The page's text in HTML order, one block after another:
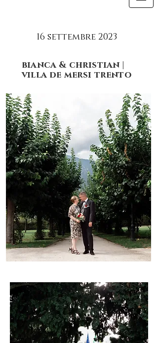
16 settembre 2023
bianca & christian |
villa de mersi trento